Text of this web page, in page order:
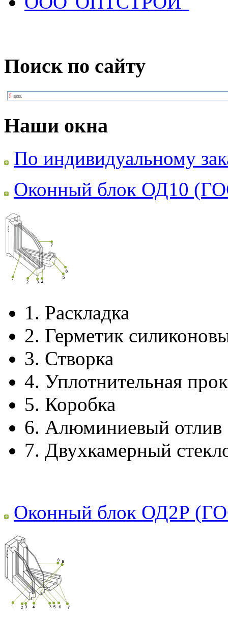
Поиск по сайту
Наши окна
По индивидуальному
Оконный блок ОД10
1. Раскладка
2. Герметик
3. Створка
4. Уплотнительная
5. Коробка
6. Алюминиевый отлив
7. Двухкамерный
Оконный блок ОД2Р